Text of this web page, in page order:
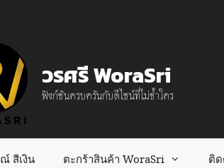
วรศรี WoraSri
ฟังก์ชันครบครันกับดีไซน์ที่ไม่ซ้ำใคร
สีเงิน ตะกร้าสินค้า WoraSri ติ